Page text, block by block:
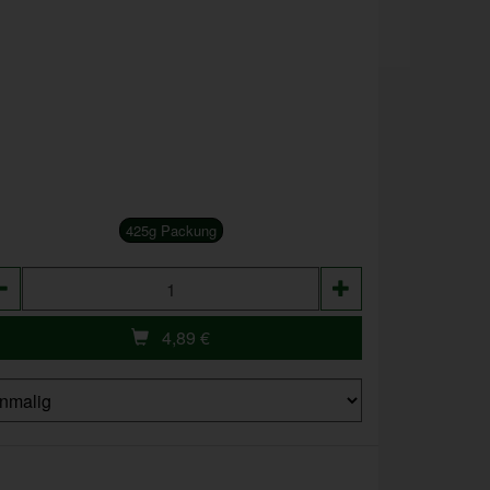
425g Packung
4,89 €